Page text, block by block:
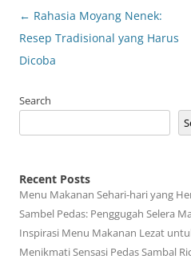
Post
navigation
← Rahasia Moyang Nenek:
Resep Tradisional yang Harus
Dicoba
Search
Recent Posts
Menu Makanan Sehari-hari yang
Sambel Pedas: Penggugah Selera
Inspirasi Menu Makanan Lezat
Menikmati Sensasi Pedas Sambal